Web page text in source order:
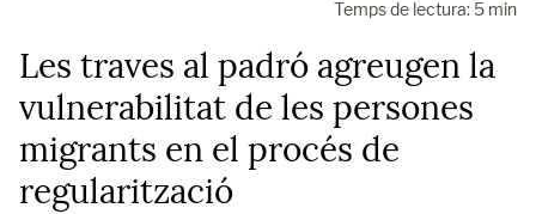
Temps de lectura: 5 min
Les traves al padró agreugen la
vulnerabilitat de les persones
migrants en el procés de
regularització